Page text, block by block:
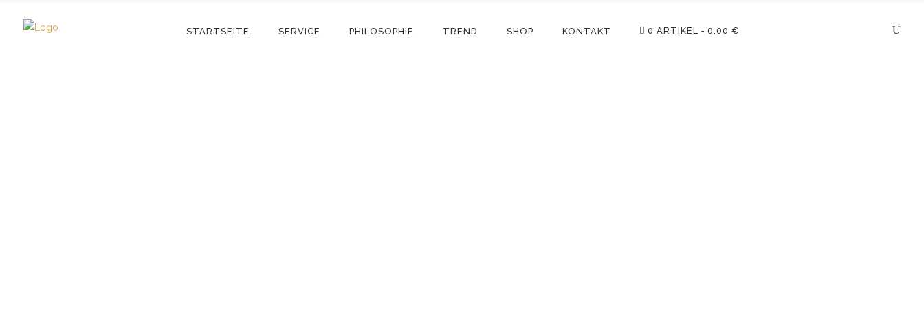
STARTSEITE SERVICE PHILOSOPHIE TREND SHOP KONTAKT 0 ARTIKEL 0,00 €